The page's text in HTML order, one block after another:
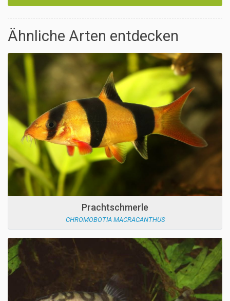
Ähnliche Arten entdecken
Prachtschmerle
CHROMOBOTIA MACRACANTHUS